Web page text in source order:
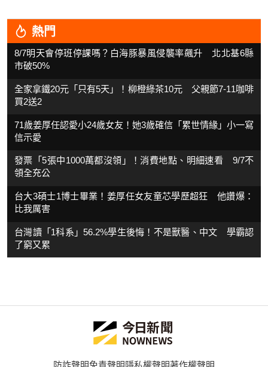
熱門
8/7明天會停班停課嗎？白海豚暴風侵襲率飆升 北北基6縣
市破50%
全家拿鐵20元「只有5天」！柳橙綠茶10元 父親節7-11咖啡
買2送2
71歲姜厚任認愛小24歲女友！她3歲確信「累世情緣」小一寫
信示愛
發票「5張中1000萬都沒領」！消費地點、明細速看 9/7不
領全充公
台大3碩士1博士畢業！姜厚任女友童芯學歷超狂 他讚爆：
比我厲害
台灣讀「1科系」56.2%學生後悔！不是獸醫、中文 學霸認
了窮又累